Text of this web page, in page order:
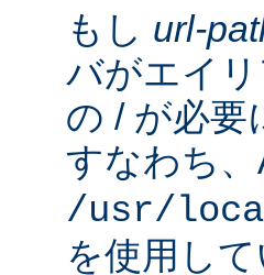
もし url-
バがエイ
の / が必要
すなわち、
/usr/
を使用し